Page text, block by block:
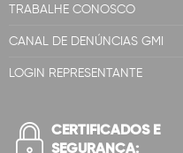
TRABALHE CONOSCO
CANAL DE DENÚNCIAS GMI
LOGIN REPRESENTANTE
CERTIFICADOS E
SEGURANÇA: